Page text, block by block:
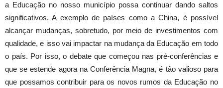
a Educação no nosso município possa continuar dando saltos
significativos. A exemplo de países como a China, é possível
alcançar mudanças, sobretudo, por meio de investimentos com
qualidade, e isso vai impactar na mudança da Educação em todo
o país. Por isso, o debate que começou nas pré-conferências e
que se estende agora na Conferência Magna, é tão valioso para
que possamos contribuir para os novos rumos da Educação no